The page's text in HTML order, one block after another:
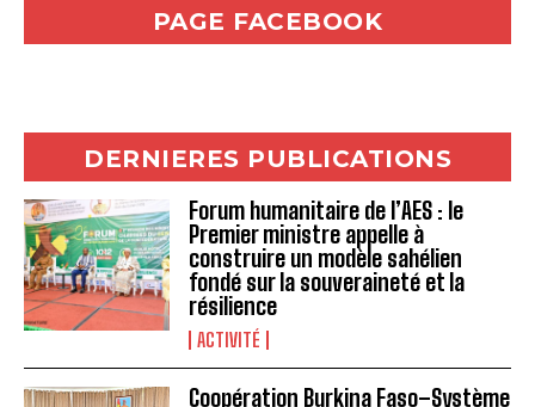
PAGE FACEBOOK
DERNIERES PUBLICATIONS
Forum humanitaire de l’AES : le
Premier ministre appelle à
construire un modèle sahélien
fondé sur la souveraineté et la
résilience
ACTIVITÉ
Coopération Burkina Faso–Système